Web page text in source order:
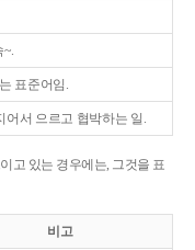
~.
표준어임.
어서 으르고 협박하는 일.
고 있는 경우에는, 그것을 표
비고